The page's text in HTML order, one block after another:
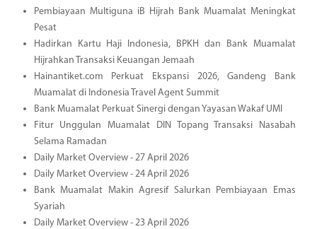
Pembiayaan Multiguna iB Hijrah Bank Muamalat Meningkat
Pesat
Hadirkan Kartu Haji Indonesia, BPKH dan Bank Muamalat
Hijrahkan Transaksi Keuangan Jemaah
Hainantiket.com Perkuat Ekspansi 2026, Gandeng Bank
Muamalat di Indonesia Travel Agent Summit
Bank Muamalat Perkuat Sinergi dengan Yayasan Wakaf UMI
Fitur Unggulan Muamalat DIN Topang Transaksi Nasabah
Selama Ramadan
Daily Market Overview - 27 April 2026
Daily Market Overview - 24 April 2026
Bank Muamalat Makin Agresif Salurkan Pembiayaan Emas
Syariah
Daily Market Overview - 23 April 2026